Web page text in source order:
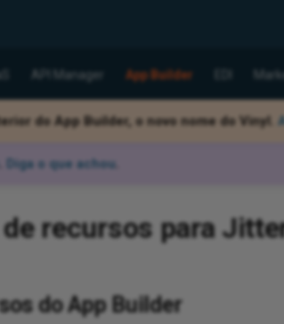
API Manager App Builder
do App Builder, o novo nome do Vinyl.
Diga o que achou
de recursos para
do App Builder